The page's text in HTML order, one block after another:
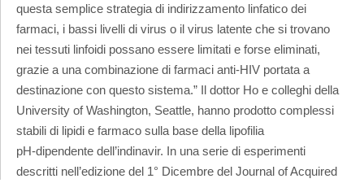
questa semplice strategia di indirizzamento linfatico dei
farmaci, i bassi livelli di virus o il virus latente che si trovano
nei tessuti linfoidi possano essere limitati e forse eliminati,
grazie a una combinazione di farmaci anti-HIV portata a
destinazione con questo sistema.” Il dottor Ho e colleghi della
University of Washington, Seattle, hanno prodotto complessi
stabili di lipidi e farmaco sulla base della lipofilia
pH-dipendente dell’indinavir. In una serie di esperimenti
descritti nell’edizione del 1° Dicembre del Journal of Acquired